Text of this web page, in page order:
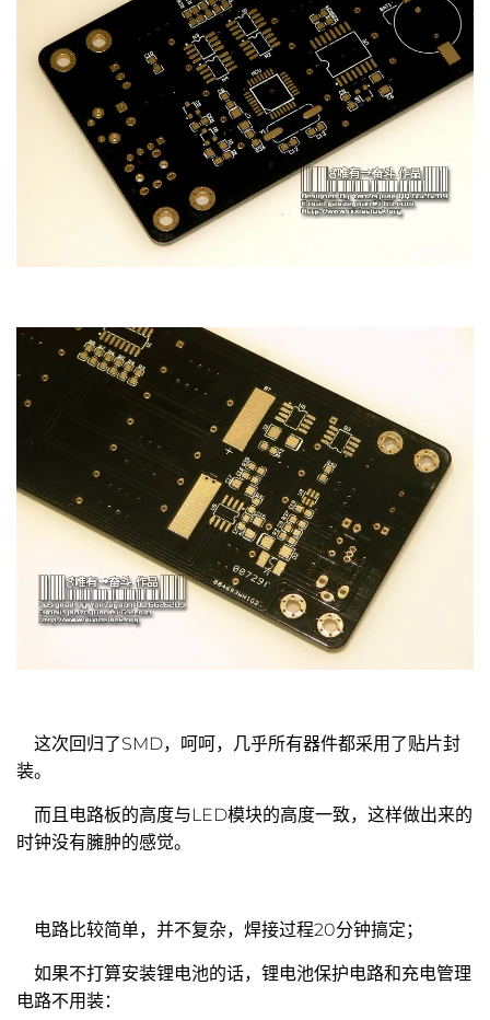
这次回归了SMD，呵呵，几乎所有器件都采用了贴片封
装。
而且电路板的高度与LED模块的高度一致，这样做出来的
时钟没有臃肿的感觉。
电路比较简单，并不复杂，焊接过程20分钟搞定；
如果不打算安装锂电池的话，锂电池保护电路和充电管理
电路不用装：